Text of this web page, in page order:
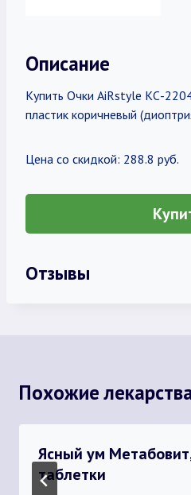
Описание
Купить Очки AiRstyle КС-
пластик коричневый
Цена со скидкой: 288.8 руб.
Отзывы
Похожие
Ясный ум
таблетки